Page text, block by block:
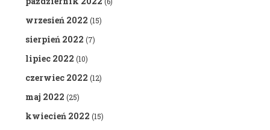
wrzesień 2022 (15)
sierpień 2022 (7)
lipiec 2022 (10)
czerwiec 2022 (12)
maj 2022 (25)
kwiecień 2022 (15)